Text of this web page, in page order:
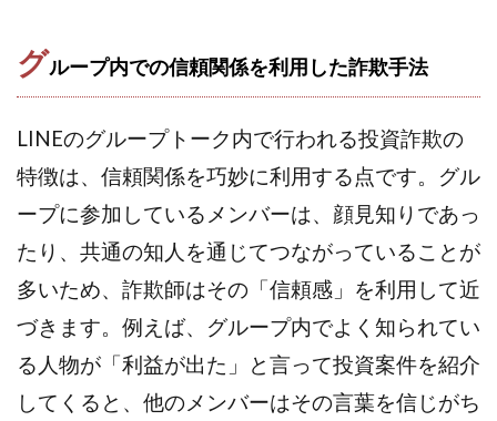
グループ内での信頼関係を利用した詐欺手法
LINEのグループトーク内で行われる投資詐欺の
特徴は、信頼関係を巧妙に利用する点です。グル
ープに参加しているメンバーは、顔見知りであっ
たり、共通の知人を通じてつながっていることが
多いため、詐欺師はその「信頼感」を利用して近
づきます。例えば、グループ内でよく知られてい
る人物が「利益が出た」と言って投資案件を紹介
してくると、他のメンバーはその言葉を信じがち
楽天ルーム
榎 恭宏
横村 辰徳
正規のお仕事で年収5
武井 康哲
武田勇吾
武田章司
毎日安定して稼ぐ！スマホだけですべて完結
毎月簡単収入アップ
水野賢一
SIGN(サイン)
SIGNAL(シグナル)
SKETCH(スケッチ)
SLOW(スロウ)
Smash Works
SONIC(ソニック)
SPARKLE!!(スパークル)
STAR .Company.
STAR.system(スターシステム)
SUPERリベンジャーズ
Technical service Co.